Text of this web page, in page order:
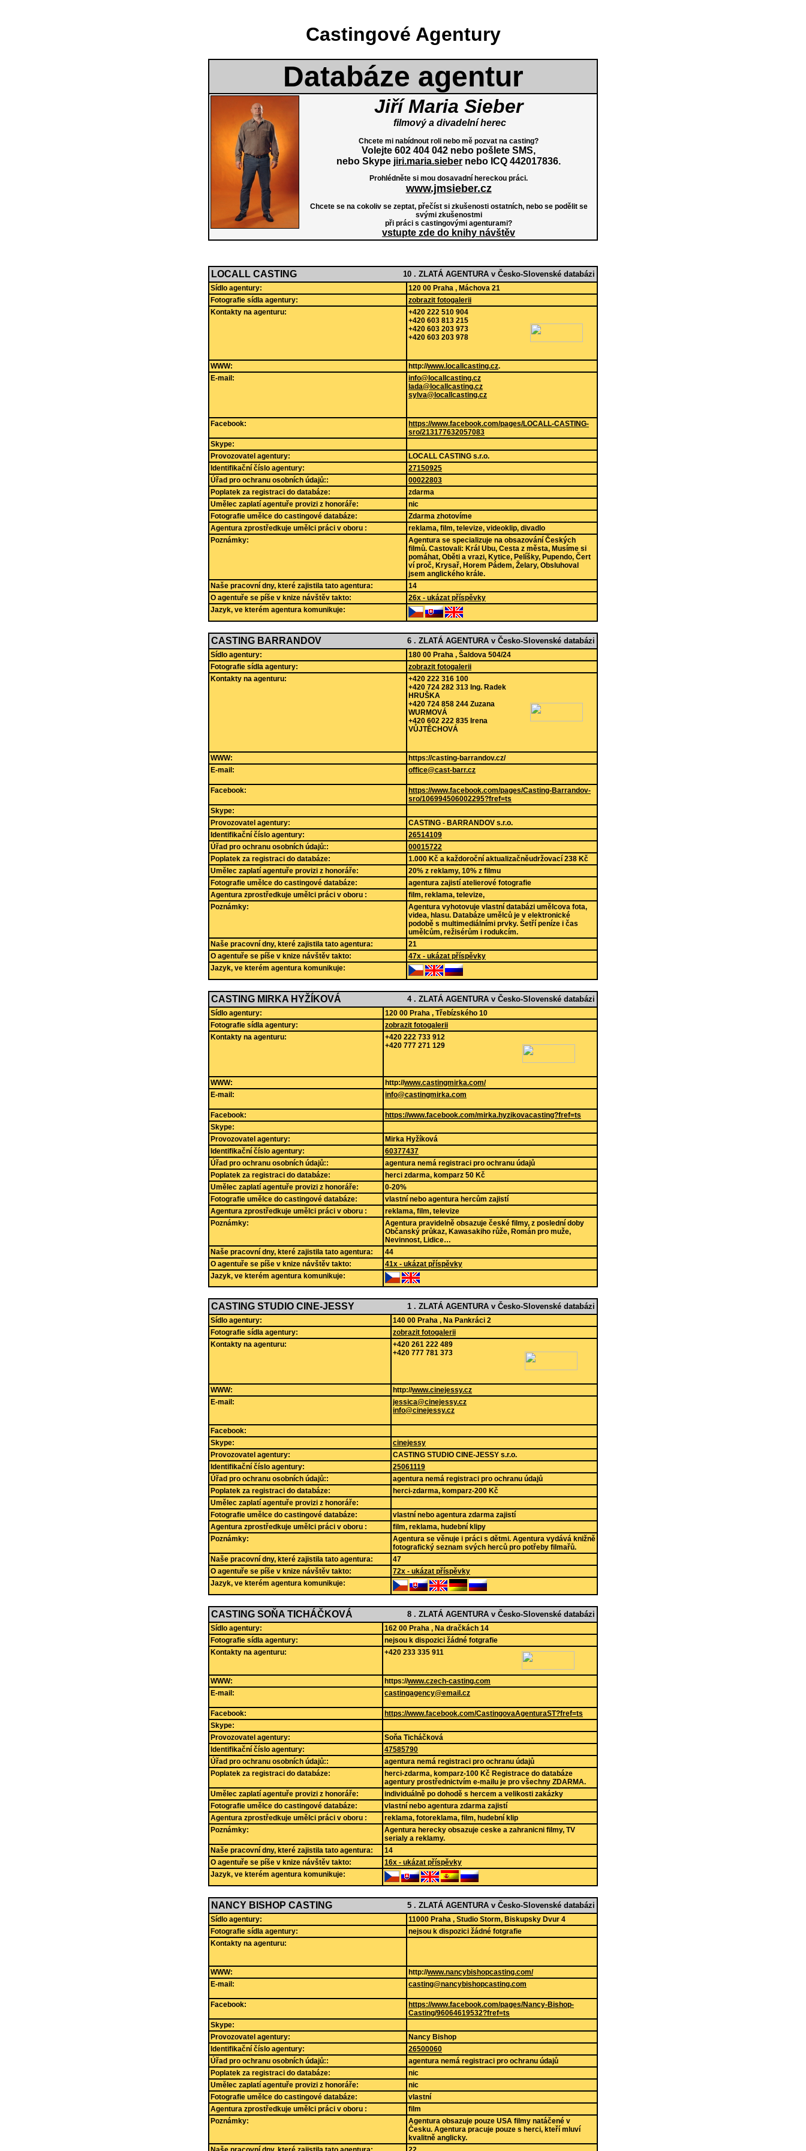
Castingové Agentury
Databáze agentur
Jiří Maria Sieber
filmový a divadelní herec
Chcete mi nabídnout roli nebo mě pozvat na casting?
Volejte 602 404 042 nebo pošlete SMS,
nebo Skype jiri.maria.sieber nebo ICQ 442017836.
Prohlédněte si mou dosavadní hereckou práci.
www.jmsieber.cz
Chcete se na cokoliv se zeptat, přečíst si zkušenosti ostatních, nebo se podělit se
svými zkušenostmi
při práci s castingovými agenturami?
vstupte zde do knihy návštěv
LOCALL CASTING 10 . ZLATÁ AGENTURA v Česko-Slovenské databázi
Sídlo agentury:
120 00 Praha , Máchova 21
Fotografie sídla agentury:
zobrazit fotogalerii
Kontakty na agenturu:
+420 222 510 904
+420 603 813 215
+420 603 203 973
+420 603 203 978
WWW: http://www.locallcasting.cz.
E-mail:
info@locallcasting.cz
lada@locallcasting.cz
sylva@locallcasting.cz
Facebook:
https://www.facebook.com/pages/LOCALL-CASTING-
sro/213177632057083
Skype:
Provozovatel agentury:
LOCALL CASTING s.r.o.
Identifikační číslo agentury:
27150925
Úřad pro ochranu osobních údajů::
00022803
Poplatek za registraci do databáze:
zdarma
Umělec zaplatí agentuře provizi z honoráře:
nic
Fotografie umělce do castingové databáze:
Zdarma zhotovíme
Agentura zprostředkuje umělci práci v oboru :
reklama, film, televize, videoklip, divadlo
Poznámky:
Agentura se specializuje na obsazování Českých
filmů. Castovali: Král Ubu, Cesta z města, Musíme si
pomáhat, Oběti a vrazi, Kytice, Pelíšky, Pupendo, Čert
ví proč, Krysař, Horem Pádem, Želary, Obsluhoval
jsem anglického krále.
Naše pracovní dny, které zajistila tato agentura:
14
O agentuře se píše v knize návštěv takto:
26x - ukázat příspěvky
Jazyk, ve kterém agentura komunikuje:
CASTING BARRANDOV 6 . ZLATÁ AGENTURA v Česko-Slovenské databázi
Sídlo agentury:
180 00 Praha , Šaldova 504/24
Fotografie sídla agentury:
zobrazit fotogalerii
Kontakty na agenturu:
+420 222 316 100
+420 724 282 313 Ing. Radek
HRUŠKA
+420 724 858 244 Zuzana
WURMOVÁ
+420 602 222 835 Irena
VŮJTĚCHOVÁ
WWW:
https://casting-barrandov.cz/
E-mail:
office@cast-barr.cz
Facebook:
https://www.facebook.com/pages/Casting-Barrandov-
sro/106994506002295?fref=ts
Skype:
Provozovatel agentury:
CASTING - BARRANDOV s.r.o.
Identifikační číslo agentury:
26514109
Úřad pro ochranu osobních údajů::
00015722
Poplatek za registraci do databáze:
1.000 Kč a každoroční aktualizačněudržovací 238 Kč
Umělec zaplatí agentuře provizi z honoráře:
20% z reklamy, 10% z filmu
Fotografie umělce do castingové databáze:
agentura zajistí atelierové fotografie
Agentura zprostředkuje umělci práci v oboru :
film, reklama, televize,
Poznámky:
Agentura vyhotovuje vlastní databázi umělcova fota,
videa, hlasu. Databáze umělců je v elektronické
podobě s multimediálními prvky. Šetří peníze i čas
umělcům, režisérům i rodukcím.
Naše pracovní dny, které zajistila tato agentura:
21
O agentuře se píše v knize návštěv takto:
47x - ukázat příspěvky
Jazyk, ve kterém agentura komunikuje:
CASTING MIRKA HYŽÍKOVÁ 4 . ZLATÁ AGENTURA v Česko-Slovenské databázi
Sídlo agentury:
120 00 Praha , Třebízského 10
Fotografie sídla agentury:
zobrazit fotogalerii
Kontakty na agenturu:
+420 222 733 912
+420 777 271 129
WWW: http://www.castingmirka.com/
E-mail:
info@castingmirka.com
Facebook:
https://www.facebook.com/mirka.hyzikovacasting?fref=ts
Skype:
Provozovatel agentury:
Mirka Hyžíková
Identifikační číslo agentury:
60377437
Úřad pro ochranu osobních údajů::
agentura nemá registraci pro ochranu údajů
Poplatek za registraci do databáze:
herci zdarma, komparz 50 Kč
Umělec zaplatí agentuře provizi z honoráře:
0-20%
Fotografie umělce do castingové databáze:
vlastní nebo agentura hercům zajistí
Agentura zprostředkuje umělci práci v oboru :
reklama, film, televize
Poznámky:
Agentura pravidelně obsazuje české filmy, z poslední doby
Občanský průkaz, Kawasakiho růže, Román pro muže,
Nevinnost, Lidice…
Naše pracovní dny, které zajistila tato agentura:
44
O agentuře se píše v knize návštěv takto:
41x - ukázat příspěvky
Jazyk, ve kterém agentura komunikuje:
CASTING STUDIO CINE-JESSY 1 . ZLATÁ AGENTURA v Česko-Slovenské databázi
Sídlo agentury:
140 00 Praha , Na Pankráci 2
Fotografie sídla agentury:
zobrazit fotogalerii
Kontakty na agenturu:
+420 261 222 489
+420 777 781 373
WWW: http://www.cinejessy.cz
E-mail:
jessica@cinejessy.cz
info@cinejessy.cz
Facebook:
Skype:
cinejessy
Provozovatel agentury:
CASTING STUDIO CINE-JESSY s.r.o.
Identifikační číslo agentury:
25061119
Úřad pro ochranu osobních údajů::
agentura nemá registraci pro ochranu údajů
Poplatek za registraci do databáze:
herci-zdarma, komparz-200 Kč
Umělec zaplatí agentuře provizi z honoráře:
Fotografie umělce do castingové databáze:
vlastní nebo agentura zdarma zajistí
Agentura zprostředkuje umělci práci v oboru :
film, reklama, hudební klipy
Poznámky:
Agentura se věnuje i práci s dětmi. Agentura vydává knižně
fotografický seznam svých herců pro potřeby filmařů.
Naše pracovní dny, které zajistila tato agentura:
47
O agentuře se píše v knize návštěv takto:
72x - ukázat příspěvky
Jazyk, ve kterém agentura komunikuje:
CASTING SOŇA TICHÁČKOVÁ 8 . ZLATÁ AGENTURA v Česko-Slovenské databázi
Sídlo agentury:
162 00 Praha , Na dračkách 14
Fotografie sídla agentury:
nejsou k dispozici žádné fotgrafie
Kontakty na agenturu:
+420 233 335 911
WWW: https://www.czech-casting.com
E-mail:
castingagency@email.cz
Facebook:
https://www.facebook.com/CastingovaAgenturaST?fref=ts
Skype:
Provozovatel agentury:
Soňa Ticháčková
Identifikační číslo agentury:
47585790
Úřad pro ochranu osobních údajů::
agentura nemá registraci pro ochranu údajů
Poplatek za registraci do databáze:
herci-zdarma, komparz-100 Kč Registrace do databáze
agentury prostřednictvím e-mailu je pro všechny ZDARMA.
Umělec zaplatí agentuře provizi z honoráře:
individuálně po dohodě s hercem a velikosti zakázky
Fotografie umělce do castingové databáze:
vlastní nebo agentura zdarma zajistí
Agentura zprostředkuje umělci práci v oboru :
reklama, fotoreklama, film, hudební klip
Poznámky:
Agentura herecky obsazuje ceske a zahranicni filmy, TV
serialy a reklamy.
Naše pracovní dny, které zajistila tato agentura:
14
O agentuře se píše v knize návštěv takto:
16x - ukázat příspěvky
Jazyk, ve kterém agentura komunikuje:
NANCY BISHOP CASTING 5 . ZLATÁ AGENTURA v Česko-Slovenské databázi
Sídlo agentury:
11000 Praha , Studio Storm, Biskupsky Dvur 4
Fotografie sídla agentury:
nejsou k dispozici žádné fotgrafie
Kontakty na agenturu:
WWW: http://www.nancybishopcasting.com/
E-mail:
casting@nancybishopcasting.com
Facebook:
https://www.facebook.com/pages/Nancy-Bishop-
Casting/96064619532?fref=ts
Skype:
Provozovatel agentury:
Nancy Bishop
Identifikační číslo agentury:
26500060
Úřad pro ochranu osobních údajů::
agentura nemá registraci pro ochranu údajů
Poplatek za registraci do databáze:
nic
Umělec zaplatí agentuře provizi z honoráře:
nic
Fotografie umělce do castingové databáze:
vlastní
Agentura zprostředkuje umělci práci v oboru :
film
Poznámky:
Agentura obsazuje pouze USA filmy natáčené v
Česku. Agentura pracuje pouze s herci, kteří mluví
kvalitně anglicky.